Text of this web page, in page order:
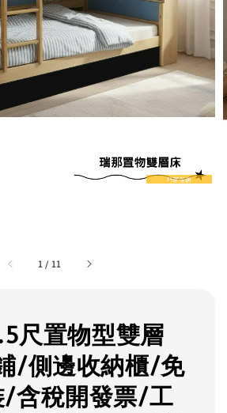
1 / 11
尺置物型雙層
/側邊收納櫃/免
/含稅開發票/工